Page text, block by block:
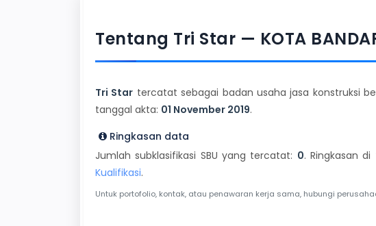
Tentang Tri Star — KOTA
Tri Star tercatat sebagai badan usaha jasa konstruksi
tanggal akta: 01 November 2019.
Ringkasan data
Jumlah subklasifikasi SBU yang tercatat: 0. Ringkasan
Kualifikasi.
Untuk portofolio, kontak, atau penawaran kerja sama, hubungi